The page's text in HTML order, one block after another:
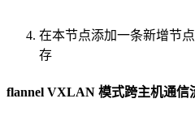
在本节点添加一条新增节
存
flannel VXLAN 模式跨主机通信